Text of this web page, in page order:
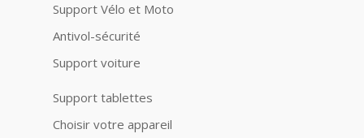
Support Vélo et Moto
Antivol-sécurité
Support voiture
Support tablettes
Choisir votre appareil